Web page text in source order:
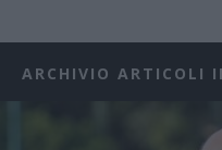
ARCHIVIO ARTICOLI